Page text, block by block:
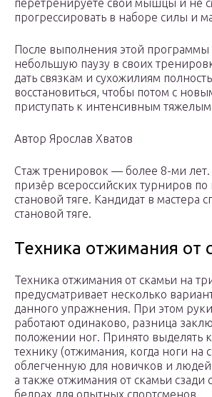
перетренируете свои мышцы и не
прогрессировать в наборе силы и
После выполнения этой программы
небольшую паузу в своих
дать связкам и сухожилиям
восстановиться, чтобы потом с
приступать к интенсивным
Автор Ярослав Хватов
Стаж тренировок — более 8-ми лет.
призёр всероссийских турниров
становой тяге. Кандидат в мастера
становой тяге.
Техника отжимания от
Техника отжимания от скамьи на
предусматривает несколько
данного упражнения. При этом руки
работают одинаково, разница
положении ног. Принято выделять
технику (отжимания, когда ноги на
облегченную для новичков и
а также отжимания от скамьи сзади
бедрах для опытных спортсменов.